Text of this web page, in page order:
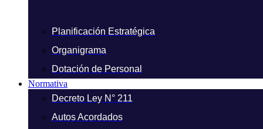
Planificación Estratégica
Organigrama
Dotación de Personal
Normativa
Decreto Ley N° 211
Autos Acordados